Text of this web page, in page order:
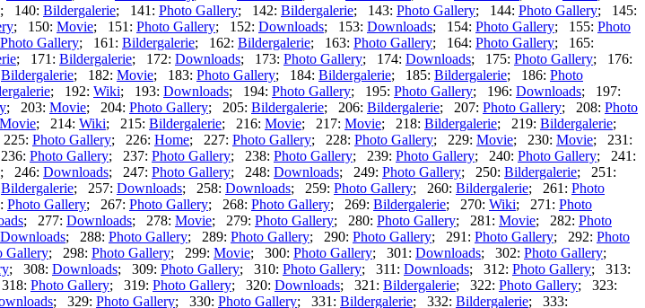
; 140: Bildergalerie; 141: Photo Gallery; 142: Bildergalerie; 143: Photo Gallery; 144: Photo Gallery; 145:
; 150: Movie; 151: Photo Gallery; 152: Downloads; 153: Downloads; 154: Photo Gallery; 155: Photo
Photo Gallery; 161: Bildergalerie; 162: Bildergalerie; 163: Photo Gallery; 164: Photo Gallery; 165:
; 171: Bildergalerie; 172: Downloads; 173: Photo Gallery; 174: Downloads; 175: Photo Gallery; 176:
Bildergalerie; 182: Movie; 183: Photo Gallery; 184: Bildergalerie; 185: Bildergalerie; 186: Photo
; 192: Wiki; 193: Downloads; 194: Photo Gallery; 195: Photo Gallery; 196: Downloads; 197:
; 203: Movie; 204: Photo Gallery; 205: Bildergalerie; 206: Bildergalerie; 207: Photo Gallery; 208: Photo
Movie; 214: Wiki; 215: Bildergalerie; 216: Movie; 217: Movie; 218: Bildergalerie; 219: Bildergalerie;
Photo Gallery; 226: Home; 227: Photo Gallery; 228: Photo Gallery; 229: Movie; 230: Movie; 231:
Photo Gallery; 237: Photo Gallery; 238: Photo Gallery; 239: Photo Gallery; 240: Photo Gallery; 241:
; 246: Downloads; 247: Photo Gallery; 248: Downloads; 249: Photo Gallery; 250: Bildergalerie; 251:
Bildergalerie; 257: Downloads; 258: Downloads; 259: Photo Gallery; 260: Bildergalerie; 261: Photo
Photo Gallery; 267: Photo Gallery; 268: Photo Gallery; 269: Bildergalerie; 270: Wiki; 271: Photo
; 277: Downloads; 278: Movie; 279: Photo Gallery; 280: Photo Gallery; 281: Movie; 282: Photo
Downloads; 288: Photo Gallery; 289: Photo Gallery; 290: Photo Gallery; 291: Photo Gallery; 292: Photo
Gallery; 298: Photo Gallery; 299: Movie; 300: Photo Gallery; 301: Downloads; 302: Photo Gallery;
; 308: Downloads; 309: Photo Gallery; 310: Photo Gallery; 311: Downloads; 312: Photo Gallery; 313:
Photo Gallery; 319: Photo Gallery; 320: Downloads; 321: Bildergalerie; 322: Photo Gallery; 323:
; 329: Photo Gallery; 330: Photo Gallery; 331: Bildergalerie; 332: Bildergalerie; 333: